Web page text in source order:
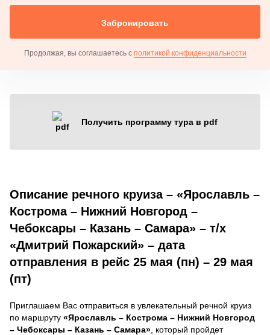
Забронировать
Продолжая, вы соглашаетесь с политикой конфиденциальности
Получить программу тура в pdf
Описание речного круиза – «Ярославль –
Кострома – Нижний Новгород –
Чебоксары – Казань – Самара» – т/х
«Дмитрий Пожарский» – дата
отправления в рейс 25 мая (пн) – 29 мая
(пт)
Приглашаем Вас отправиться в увлекательный речной круиз
по маршруту «Ярославль – Кострома – Нижний Новгород
– Чебоксары – Казань – Самара» , который пройдет